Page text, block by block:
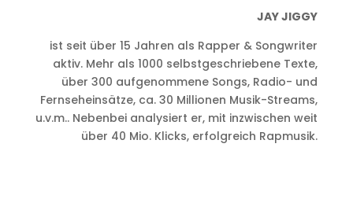
JAY JIGGY
ist seit über 15 Jahren als Rapper & Songwriter
aktiv. Mehr als 1000 selbstgeschriebene Texte,
über 300 aufgenommene Songs, Radio- und
Fernseheinsätze, ca. 30 Millionen Musik-Streams,
u.v.m.. Nebenbei analysiert er, mit inzwischen weit
über 40 Mio. Klicks, erfolgreich Rapmusik.